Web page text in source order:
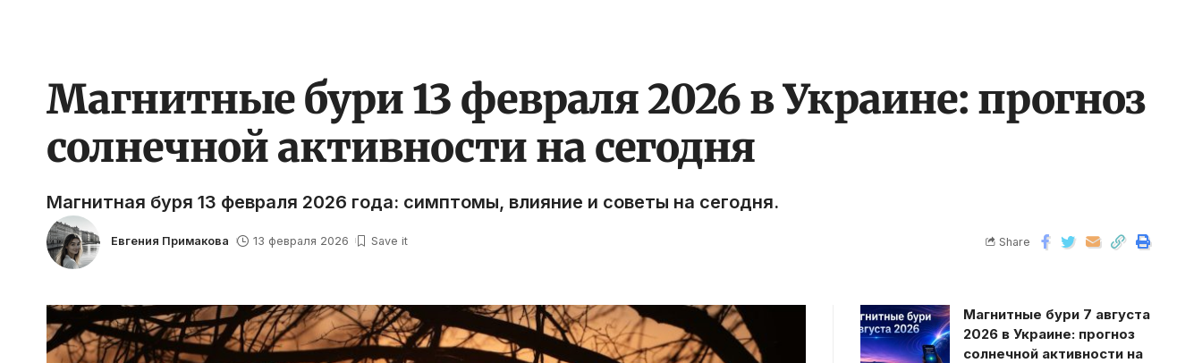
Магнитные бури 13 февраля 2026 в Украине: прогноз
солнечной активности на сегодня
Магнитная буря 13 февраля 2026 года: симптомы, влияние и советы на сегодня.
Евгения Примакова 13 февраля 2026 Share
Магнитные бури 7 августа
2026 в Украине: прогноз
солнечной активности на